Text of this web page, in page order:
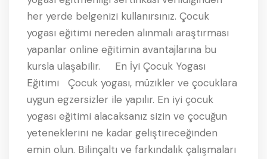
her yerde belgenizi kullanırsınız. Çocuk
yogası eğitimi nereden alınmalı araştırması
yapanlar online eğitimin avantajlarına bu
kursla ulaşabilir. En İyi Çocuk Yogası
Eğitimi Çocuk yogası, müzikler ve çocuklara
uygun egzersizler ile yapılır. En iyi çocuk
yogası eğitimi alacaksanız sizin ve çocuğun
yeteneklerini ne kadar geliştireceğinden
emin olun. Bilinçaltı ve farkındalık çalışmaları